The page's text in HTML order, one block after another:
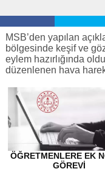
MSB’den yapılan
bölgesinde keşif ve
eylem hazırlığında
düzenlenen hava
ÖĞRETMENLERE EK
GÖREVI